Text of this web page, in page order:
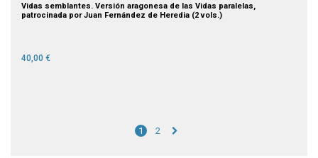
Vidas semblantes. Versión aragonesa de las Vidas paralelas,
patrocinada por Juan Fernández de Heredia (2 vols.)
40,00 €
1 2